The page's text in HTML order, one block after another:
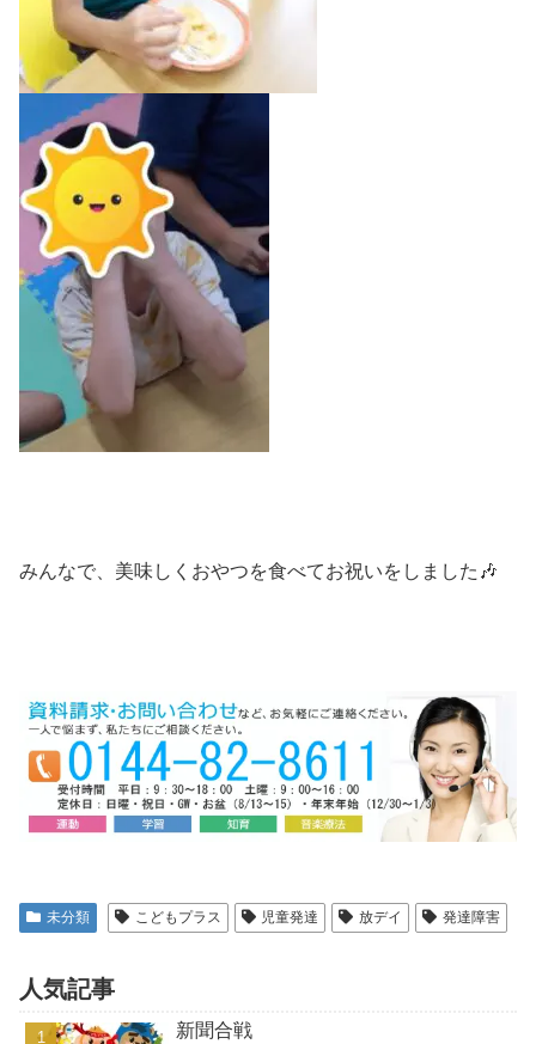
みんなで、美味しくおやつを食べてお祝いをしました🎶
未分類 こどもプラス 児童発達 放デイ 発達障害
人気記事
新聞合戦